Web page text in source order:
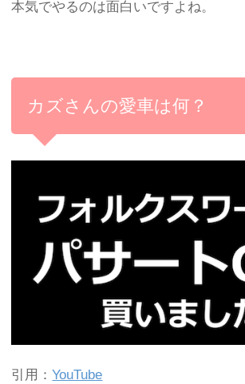
本気でやるのは面白いですよね。
カズさんの愛車は何？
引用：YouTube